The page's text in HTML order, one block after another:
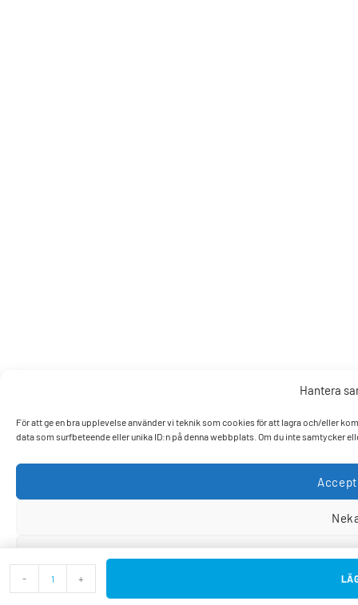
Hantera
För att ge en bra upplevelse använder vi teknik som cookies för att lagra och/eller
data som surfbeteende eller unika ID:n på denna webbplats. Om du inte samtycker
- +